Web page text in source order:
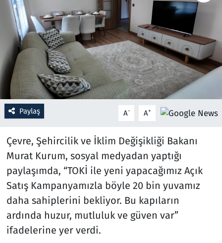
Paylaş A- A+
Çevre, Şehircilik ve İklim Değişikliği Bakanı
Murat Kurum, sosyal medyadan yaptığı
paylaşımda, “TOKİ ile yeni yapacağımız Açık
Satış Kampanyamızla böyle 20 bin yuvamız
daha sahiplerini bekliyor. Bu kapıların
ardında huzur, mutluluk ve güven var”
ifadelerine yer verdi.
Resmi İlanlar
Rüya Tabirleri
Sağlık
Savunma Sanayi
Spor
Teknoloji ve Bilim
Televizyon